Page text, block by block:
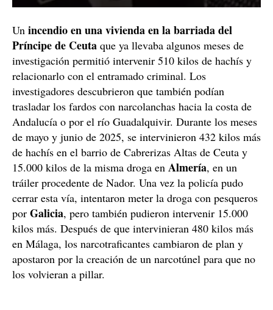
Un incendio en una vivienda en la barriada del
Príncipe de Ceuta que ya llevaba algunos meses de
investigación permitió intervenir 510 kilos de hachís y
relacionarlo con el entramado criminal. Los
investigadores descubrieron que también podían
trasladar los fardos con narcolanchas hacia la costa de
Andalucía o por el río Guadalquivir. Durante los meses
de mayo y junio de 2025, se intervinieron 432 kilos más
de hachís en el barrio de Cabrerizas Altas de Ceuta y
15.000 kilos de la misma droga en Almería, en un
tráiler procedente de Nador. Una vez la policía pudo
cerrar esta vía, intentaron meter la droga con pesqueros
por Galicia, pero también pudieron intervenir 15.000
kilos más. Después de que intervinieran 480 kilos más
en Málaga, los narcotraficantes cambiaron de plan y
apostaron por la creación de un narcotúnel para que no
los volvieran a pillar.